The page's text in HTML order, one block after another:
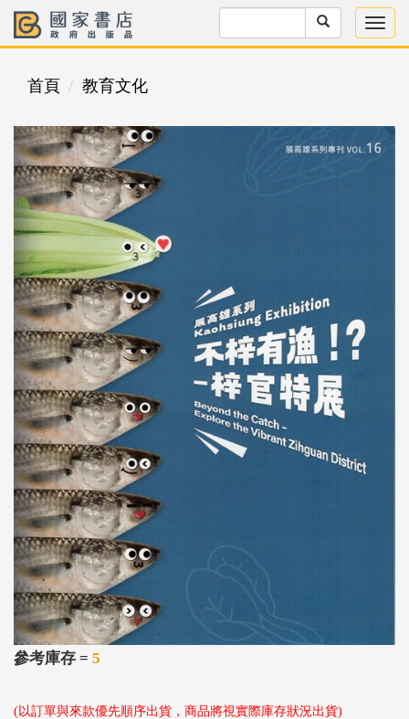
首頁 教育文化
參考庫存 = 5
(以訂單與來款優先順序出貨，商品將視實際庫存狀況出貨)